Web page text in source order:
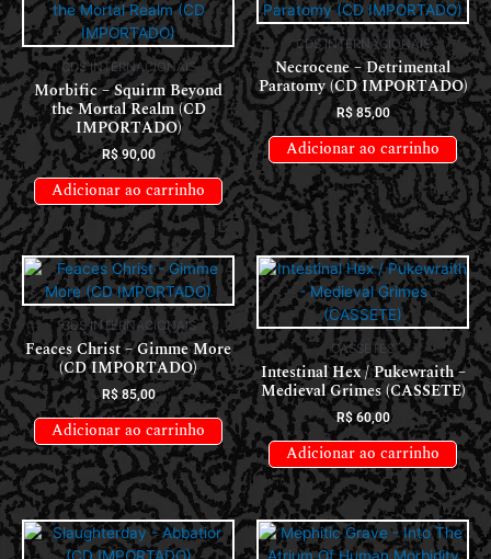
CDS INTERNACIONAIS
Morbific – Squirm Beyond
the Mortal Realm (CD
IMPORTADO)
R$90,00
Adicionar ao carrinho
CDS INTERNACIONAIS
Necrocene – Detrimental
Paratomy (CD IMPORTADO)
R$85,00
Adicionar ao carrinho
CDS INTERNACIONAIS
Feaces Christ – Gimme More
(CD IMPORTADO)
R$85,00
Adicionar ao carrinho
CASSETES
Intestinal Hex / Pukewraith –
Medieval Grimes (CASSETE)
R$60,00
Adicionar ao carrinho